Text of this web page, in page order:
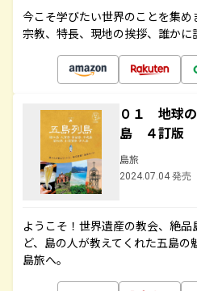
今こそ学びたい世界のことを集め
宗教、特長、現地の挨拶、誰かに
０１ 地球
島 ４訂版
島旅
2024.07.04 発売
ようこそ！世界遺産の教会、絶
ど、島の人が教えてくれた五島の
島旅へ。